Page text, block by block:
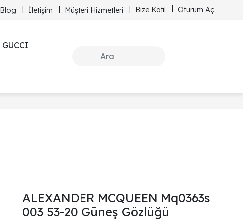
Blog İletişim Müşteri Hizmetleri Bize Katıl Oturum Aç
GUCCI
ALEXANDER MCQUEEN Mq0363s
003 53-20 Güneş Gözlüğü